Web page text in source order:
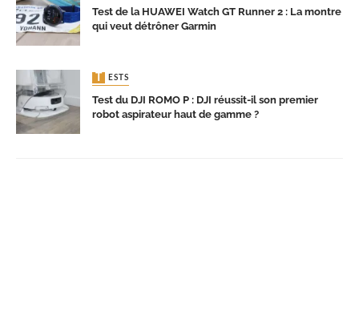
Test de la HUAWEI Watch GT Runner 2 : La montre
qui veut détrôner Garmin
TESTS
Test du DJI ROMO P : DJI réussit-il son premier
robot aspirateur haut de gamme ?